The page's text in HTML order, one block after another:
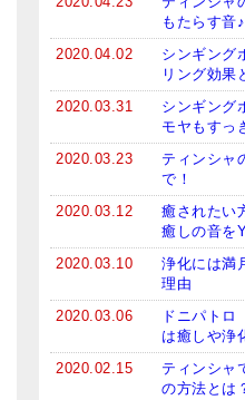
もたらす音♪
2020.04.02
シンギング
リング効果
2020.03.31
シンギング
モヤもすっ
2020.03.23
ティンシャ
で！
2020.03.12
癒されたい
癒しの音を
2020.03.10
浄化には満
理由
2020.03.06
ドニパトロ
は癒しや浄
2020.02.15
ティンシャ
の方法とは